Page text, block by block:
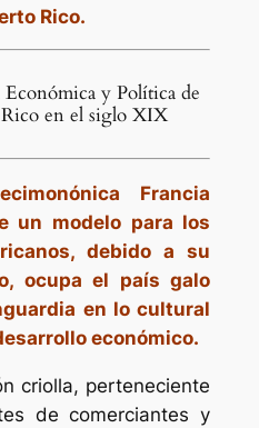
Rico.
y Política de
en el siglo XIX
Francia
un modelo para los
debido a su
ocupa el país galo
en lo cultural
económico.
criolla, perteneciente
de comerciantes y